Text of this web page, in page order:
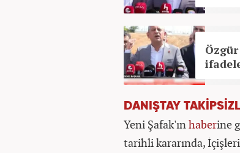
DANIŞTAY
Yeni Şafak'ınhaberine
tarihli kararında,